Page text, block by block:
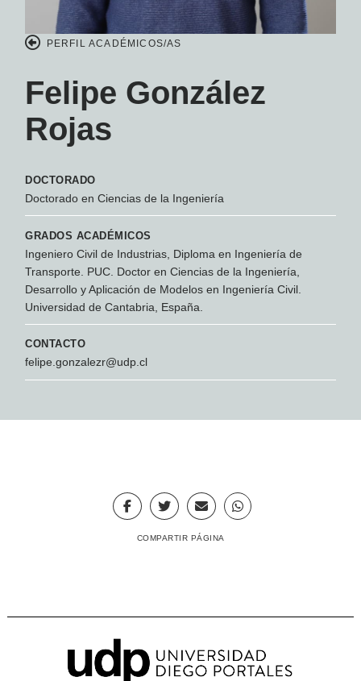
PERFIL ACADÉMICOS/AS
Felipe González
Rojas
DOCTORADO
Doctorado en Ciencias de la Ingeniería
GRADOS ACADÉMICOS
Ingeniero Civil de Industrias, Diploma en Ingeniería de
Transporte. PUC. Doctor en Ciencias de la Ingeniería,
Desarrollo y Aplicación de Modelos en Ingeniería Civil.
Universidad de Cantabria, España.
CONTACTO
felipe.gonzalezr@udp.cl
COMPARTIR PÁGINA